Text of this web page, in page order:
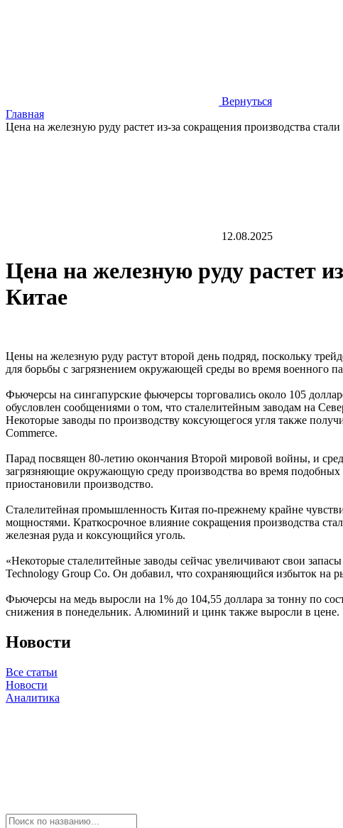
Вернуться
Главная
Цена на железную руду растет из-за сокращения производства
12.08.2025
Цена на железную руду растет
Китае
Цены на железную руду растут второй день подряд, поскольку
для борьбы с загрязнением окружающей среды во время военного
Фьючерсы на сингапурские фьючерсы торговались около 105
обусловлен сообщениями о том, что сталелитейным заводам на
Некоторые заводы по производству коксующегося угля также
Commerce.
Парад посвящен 80-летию окончания Второй мировой войны, и
загрязняющие окружающую среду производства во время
приостановили производство.
Сталелитейная промышленность Китая по-прежнему крайне
мощностями. Краткосрочное влияние сокращения производства
железная руда и коксующийся уголь.
«Некоторые сталелитейные заводы сейчас увеличивают свои
Technology Group Co. Он добавил, что сохраняющийся избыток на
Фьючерсы на медь выросли на 1% до 104,55 доллара за тонну по
снижения в понедельник. Алюминий и цинк также выросли в цене.
Новости
Все статьи
Новости
Аналитика